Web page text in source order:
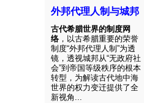
外邦代理人制与城邦
古代希腊世界的制度网
络 ，以古希腊重要的荣誉
制度“外邦代理人制”为透
镜，透视城邦从“无政府社
会”到帝国等级秩序的根本
转型，为解读古代地中海
世界的权力变迁提供了全
新视角...